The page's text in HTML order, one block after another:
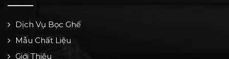
Dịch Vụ Bọc Ghế
Mẫu Chất Liệu
Giới Thiệu